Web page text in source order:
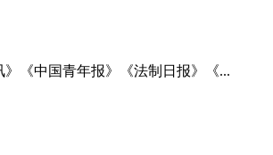
《中国青年报》《法制日报》《...